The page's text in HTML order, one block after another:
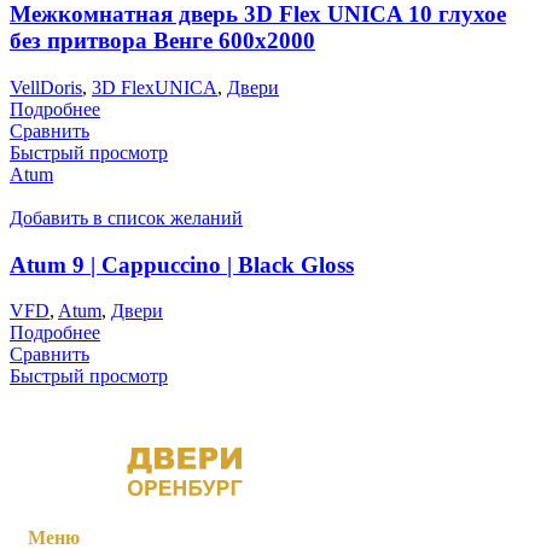
Межкомнатная дверь 3D Flex UNICA 10 глухое
без притвора Венге 600х2000
VellDoris, 3D FlexUNICA, Двери
Подробнее
Сравнить
Быстрый просмотр
Atum
Добавить в список желаний
Atum 9 | Cappuccino | Black Gloss
VFD, Atum, Двери
Подробнее
Сравнить
Быстрый просмотр
Меню